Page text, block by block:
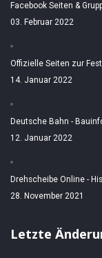
Facebook Seiten &
03. Februar 2022
Offizielle Seiten zur
14. Januar 2022
Deutsche Bahn -
12. Januar 2022
Drehscheibe Online -
28. November 2021
Letzte